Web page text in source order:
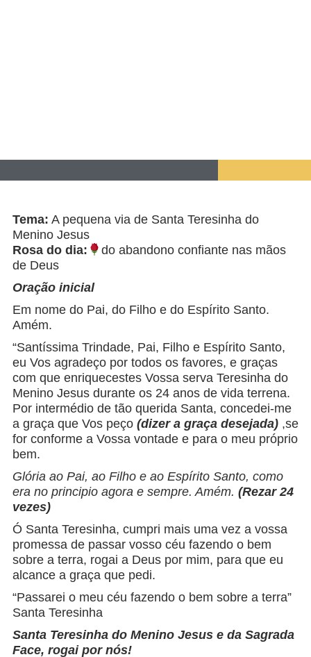
Tema: A pequena via de Santa Teresinha do
Menino Jesus
Rosa do dia:
do abandono confiante nas mãos
de Deus
Oração inicial
Em nome do Pai, do Filho e do Espírito Santo.
Amém.
“Santíssima Trindade, Pai, Filho e Espírito Santo,
eu Vos agradeço por todos os favores, e graças
com que enriquecestes Vossa serva Teresinha do
Menino Jesus durante os 24 anos de vida terrena.
Por intermédio de tão querida Santa, concedei-me
a graça que Vos peço (dizer a graça desejada),se
for conforme a Vossa vontade e para o meu próprio
bem.
Glória ao Pai, ao Filho e ao Espírito Santo, como
era no principio agora e sempre. Amém. (Rezar 24
vezes)
Ó Santa Teresinha, cumpri mais uma vez a vossa
promessa de passar vosso céu fazendo o bem
sobre a terra, rogai a Deus por mim, para que eu
alcance a graça que pedi.
“Passarei o meu céu fazendo o bem sobre a terra”
Santa Teresinha
Santa Teresinha do Menino Jesus e da Sagrada
Face, rogai por nós!